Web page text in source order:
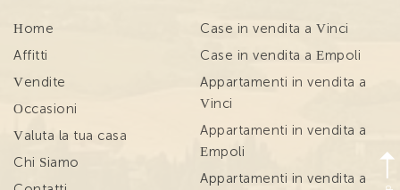
Home
Affitti
Vendite
Occasioni
Valuta la tua casa
Chi Siamo
Case in vendita a Vinci
Case in vendita a Empoli
Appartamenti in vendita a
Vinci
Appartamenti in vendita a
Empoli
Appartamenti in vendita a